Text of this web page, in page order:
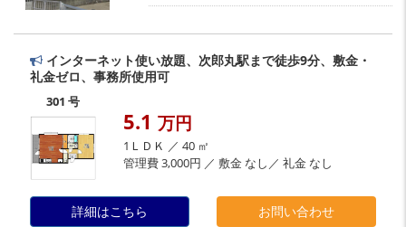
インターネット使い放題、次郎丸駅まで徒歩9分、敷金・
礼金ゼロ、事務所使用可
301 号
5.1 万円
1ＬＤＫ ／ 40 ㎡
管理費 3,000円 ／ 敷金 なし／ 礼金 なし
詳細はこちら お問い合わせ